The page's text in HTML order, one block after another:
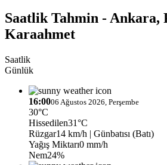
Saatlik Tahmin - Ankara,
Karaahmet
Saatlik
Günlük
16:0006 Ağustos 2026, Perşembe
30°C
Hissedilen31°C
Rüzgar14 km/h | Günbatısı (Batı)
Yağış Miktarı0 mm/h
Nem24%